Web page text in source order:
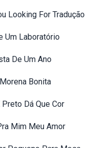
Looking For Tradução
Um Laboratório
De Um Ano
Bonita
Dá Que Cor
Mim Meu Amor